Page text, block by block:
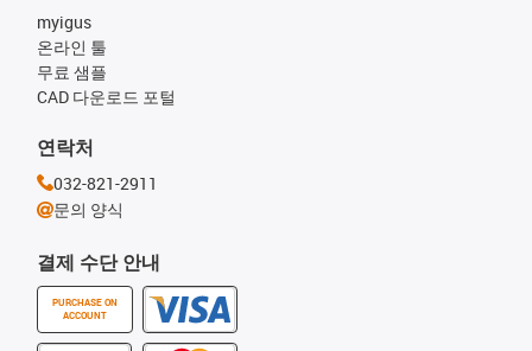
결제 수단 안내
PURCHASE ON
ACCOUNT
myigus
온라인 툴
무료 샘플
CAD 다운로드 포털
연락처
032-821-2911
문의 양식